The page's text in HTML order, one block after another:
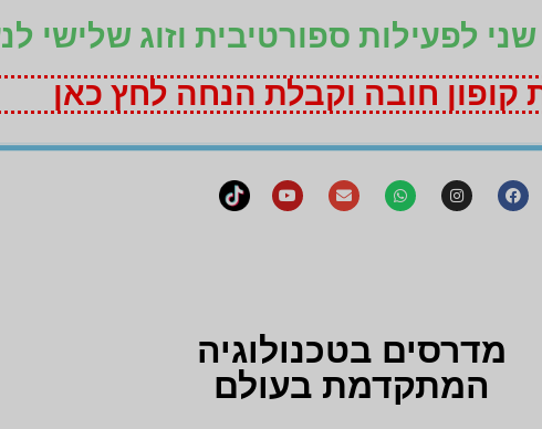
שני לפעילות ספורטיבית וזוג שלישי
קופון חובה וקבלת הנחה לחץ כאן
מדרסים בטכנולוגיה
המתקדמת בעולם